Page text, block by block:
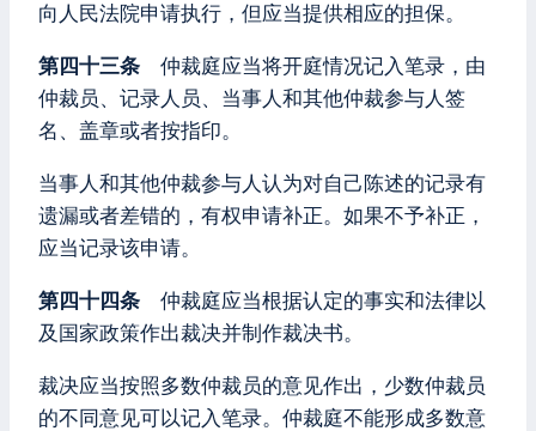
向人民法院申请执行，但应当提供相应的担保。
第四十三条 仲裁庭应当将开庭情况记入笔录，由
仲裁员、记录人员、当事人和其他仲裁参与人签
名、盖章或者按指印。
当事人和其他仲裁参与人认为对自己陈述的记录有
遗漏或者差错的，有权申请补正。如果不予补正，
应当记录该申请。
第四十四条 仲裁庭应当根据认定的事实和法律以
及国家政策作出裁决并制作裁决书。
裁决应当按照多数仲裁员的意见作出，少数仲裁员
的不同意见可以记入笔录。仲裁庭不能形成多数意